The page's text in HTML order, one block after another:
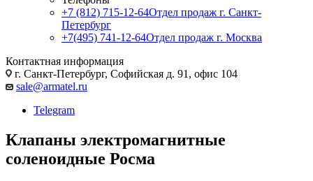
+7 (812) 715-12-64Отдел продаж г. Санкт-
Петербург
+7(495) 741-12-64Отдел продаж г. Москва
Контактная информация
г. Санкт-Петербург, Софийская д. 91, офис 104
sale@armatel.ru
Telegram
Клапаны электромагнитные
соленоидные Росма